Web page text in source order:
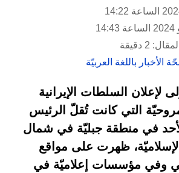
2 دقيقة
باللغة العربيّة
لإعلان السلطات الإيرانية
التي كانت تُقلّ الرئيس
في منطقة جبليّة في شمال
ظهرت على مواقع
وفي مؤسسات إعلاميّة في